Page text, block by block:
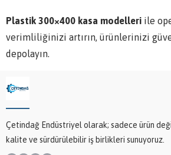
Plastik 300×400 kasa modelleri ile
verimliliğinizi artırın, ürünlerinizi
depolayın.
Çetindağ Endüstriyel olarak; sadece ürün
kalite ve sürdürülebilir iş birlikleri sunuyoruz.